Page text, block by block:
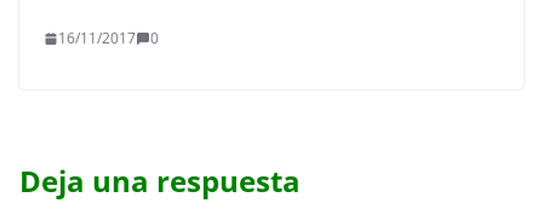
16/11/2017 0
Deja una respuesta